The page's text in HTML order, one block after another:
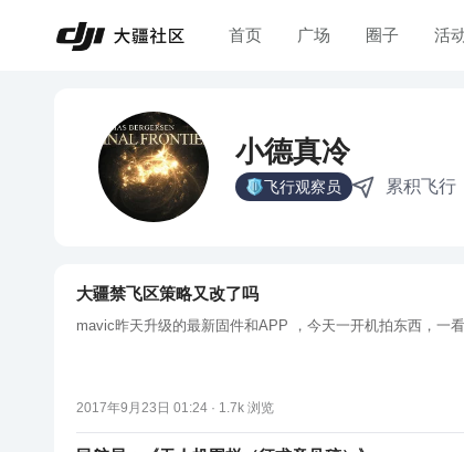
首页 广场 圈子 活
小德真冷
飞行观察员 累积飞行
大疆禁飞区策略又改了吗
mavic昨天升级的最新固件和APP ，今天一开机拍东西，一
2017年9月23日 01:24 · 1.7k 浏览